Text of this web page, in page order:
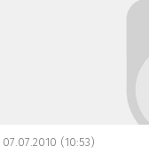
07.07.2010 (10:53)